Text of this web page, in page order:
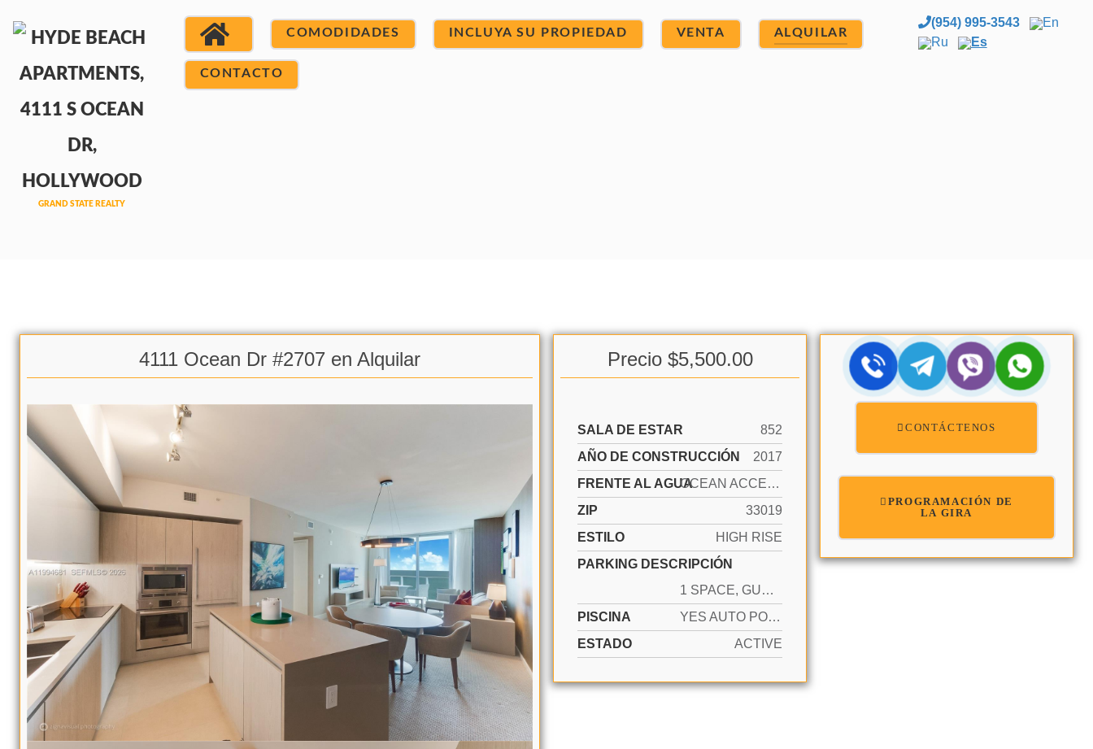
COMODIDADES INCLUYA SU PROPIEDAD VENTA ALQUILAR
CONTACTO
(954) 995-3543
En
Ru
Es
4111 Ocean Dr #2707 en Alquilar Precio $5,500.00
SALA DE ESTAR
852
AÑO DE CONSTRUCCIÓN
2017
FRENTE AL AGUA
OCEAN ACCESS, OCEAN FRONT
ZIP
33019
ESTILO
HIGH RISE
PARKING DESCRIPCIÓN
1 SPACE, GUEST, VALET
PISCINA
YES AUTO POOL CLEAN, IN GROUND, HOT TUB, OTHER
ESTADO
ACTIVE
CONTÁCTENOS
PROGRAMACIÓN DE
LA GIRA